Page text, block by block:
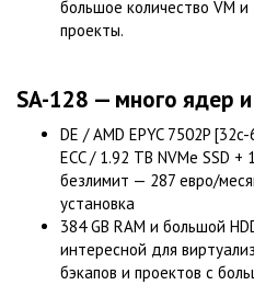
большое количество VM
проекты.
SA-128 — много ядер и
DE / AMD EPYC 7502P
ECC / 1.92 TB NVMe SSD
безлимит — 287 евро/
установка
384 GB RAM и большой
интересной для
бэкапов и проектов с